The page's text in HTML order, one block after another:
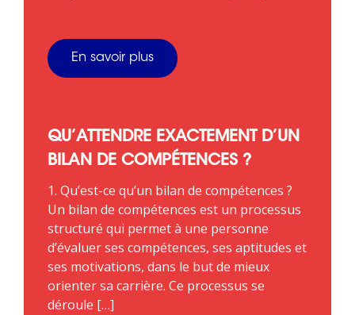
En savoir plus
QU’ATTENDRE EXACTEMENT D’UN
BILAN DE COMPÉTENCES ?
1. Qu’est-ce qu’un bilan de compétences ?
Un bilan de compétences est un processus
structuré qui permet à une personne
d’évaluer ses compétences, ses aptitudes et
ses motivations, dans le but de mieux
orienter sa carrière. Ce processus se
déroule […]